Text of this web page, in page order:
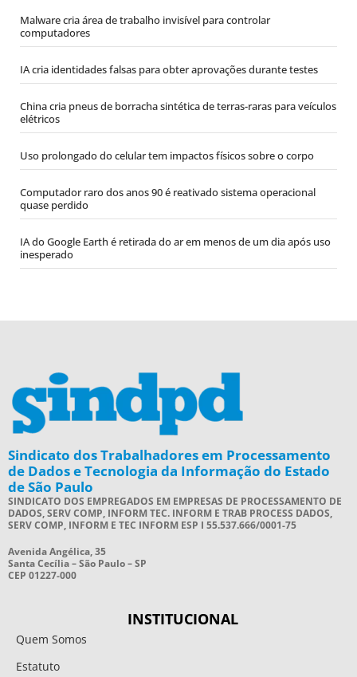
Malware cria área de trabalho invisível para controlar
computadores
IA cria identidades falsas para obter aprovações durante testes
China cria pneus de borracha sintética de terras-raras para veículos
elétricos
Uso prolongado do celular tem impactos físicos sobre o corpo
Computador raro dos anos 90 é reativado sistema operacional
quase perdido
IA do Google Earth é retirada do ar em menos de um dia após uso
inesperado
Sindicato dos Trabalhadores em Processamento
de Dados e Tecnologia da Informação do Estado
de São Paulo
SINDICATO DOS EMPREGADOS EM EMPRESAS DE PROCESSAMENTO DE
DADOS, SERV COMP, INFORM TEC. INFORM E TRAB PROCESS DADOS,
SERV COMP, INFORM E TEC INFORM ESP I 55.537.666/0001-75
Avenida Angélica, 35
Santa Cecília – São Paulo – SP
CEP 01227-000
INSTITUCIONAL
Quem Somos
Estatuto